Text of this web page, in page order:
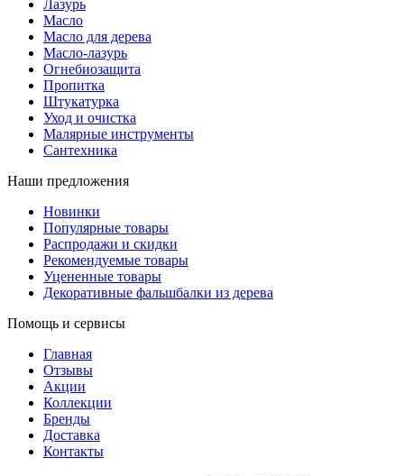
Лазурь
Масло
Масло для дерева
Масло-лазурь
Огнебиозащита
Пропитка
Штукатурка
Уход и очистка
Малярные инструменты
Сантехника
Наши предложения
Новинки
Популярные товары
Распродажи и скидки
Рекомендуемые товары
Уцененные товары
Декоративные фальшбалки из дерева
Помощь и сервисы
Главная
Отзывы
Акции
Коллекции
Бренды
Доставка
Контакты